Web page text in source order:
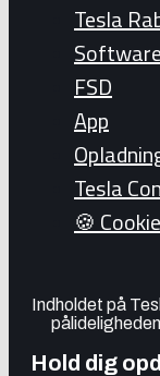
Tesla
Software
FSD
App
Tesla
🍪
Indholdet på
Hold dig